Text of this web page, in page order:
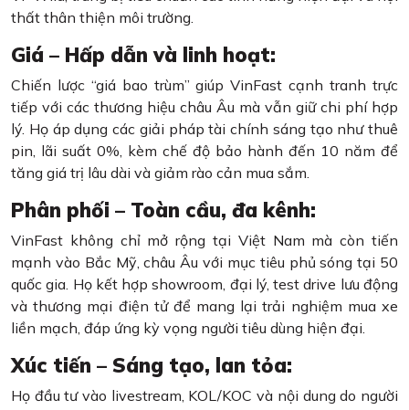
thất thân thiện môi trường.
Giá – Hấp dẫn và linh hoạt:
Chiến lược “giá bao trùm” giúp VinFast cạnh tranh trực
tiếp với các thương hiệu châu Âu mà vẫn giữ chi phí hợp
lý. Họ áp dụng các giải pháp tài chính sáng tạo như thuê
pin, lãi suất 0%, kèm chế độ bảo hành đến 10 năm để
tăng giá trị lâu dài và giảm rào cản mua sắm.
Phân phối – Toàn cầu, đa kênh:
VinFast không chỉ mở rộng tại Việt Nam mà còn tiến
mạnh vào Bắc Mỹ, châu Âu với mục tiêu phủ sóng tại 50
quốc gia. Họ kết hợp showroom, đại lý, test drive lưu động
và thương mại điện tử để mang lại trải nghiệm mua xe
liền mạch, đáp ứng kỳ vọng người tiêu dùng hiện đại.
Xúc tiến – Sáng tạo, lan tỏa:
Họ đầu tư vào livestream, KOL/KOC và nội dung do người